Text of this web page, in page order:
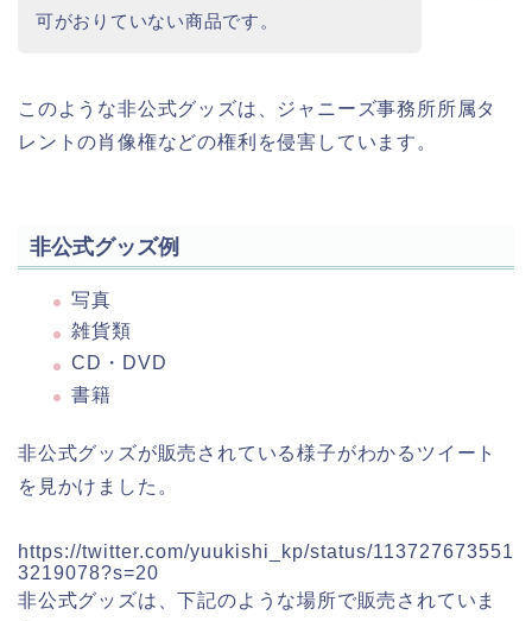
可がおりていない商品です。
このような非公式グッズは、ジャニーズ事務所所属タ
レントの肖像権などの権利を侵害しています。
非公式グッズ例
写真
雑貨類
CD・DVD
書籍
非公式グッズが販売されている様子がわかるツイート
を見かけました。
https://twitter.com/yuukishi_kp/status/113727673551
3219078?s=20
非公式グッズは、下記のような場所で販売されていま